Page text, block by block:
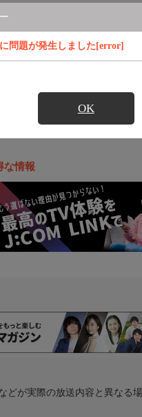
問題が発生しました[error]
OK
すすめ番組
な情報
どが実際の放送内容と異なる